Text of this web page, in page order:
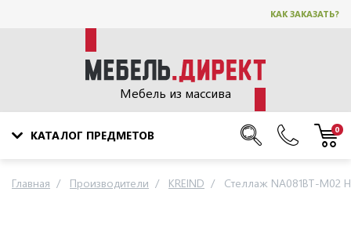
КАК ЗАКАЗАТЬ?
Мебель из массива
КАТАЛОГ ПРЕДМЕТОВ 0
Главная Производители KREIND Стеллаж NA081BT-M02